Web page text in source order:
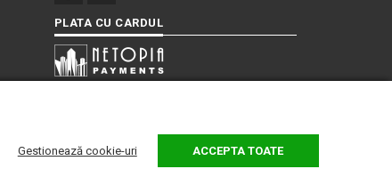
PLATA CU CARDUL
Gestionează cookie-uri ACCEPTA TOATE